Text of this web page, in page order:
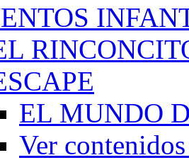
EL MUNDO
Ver